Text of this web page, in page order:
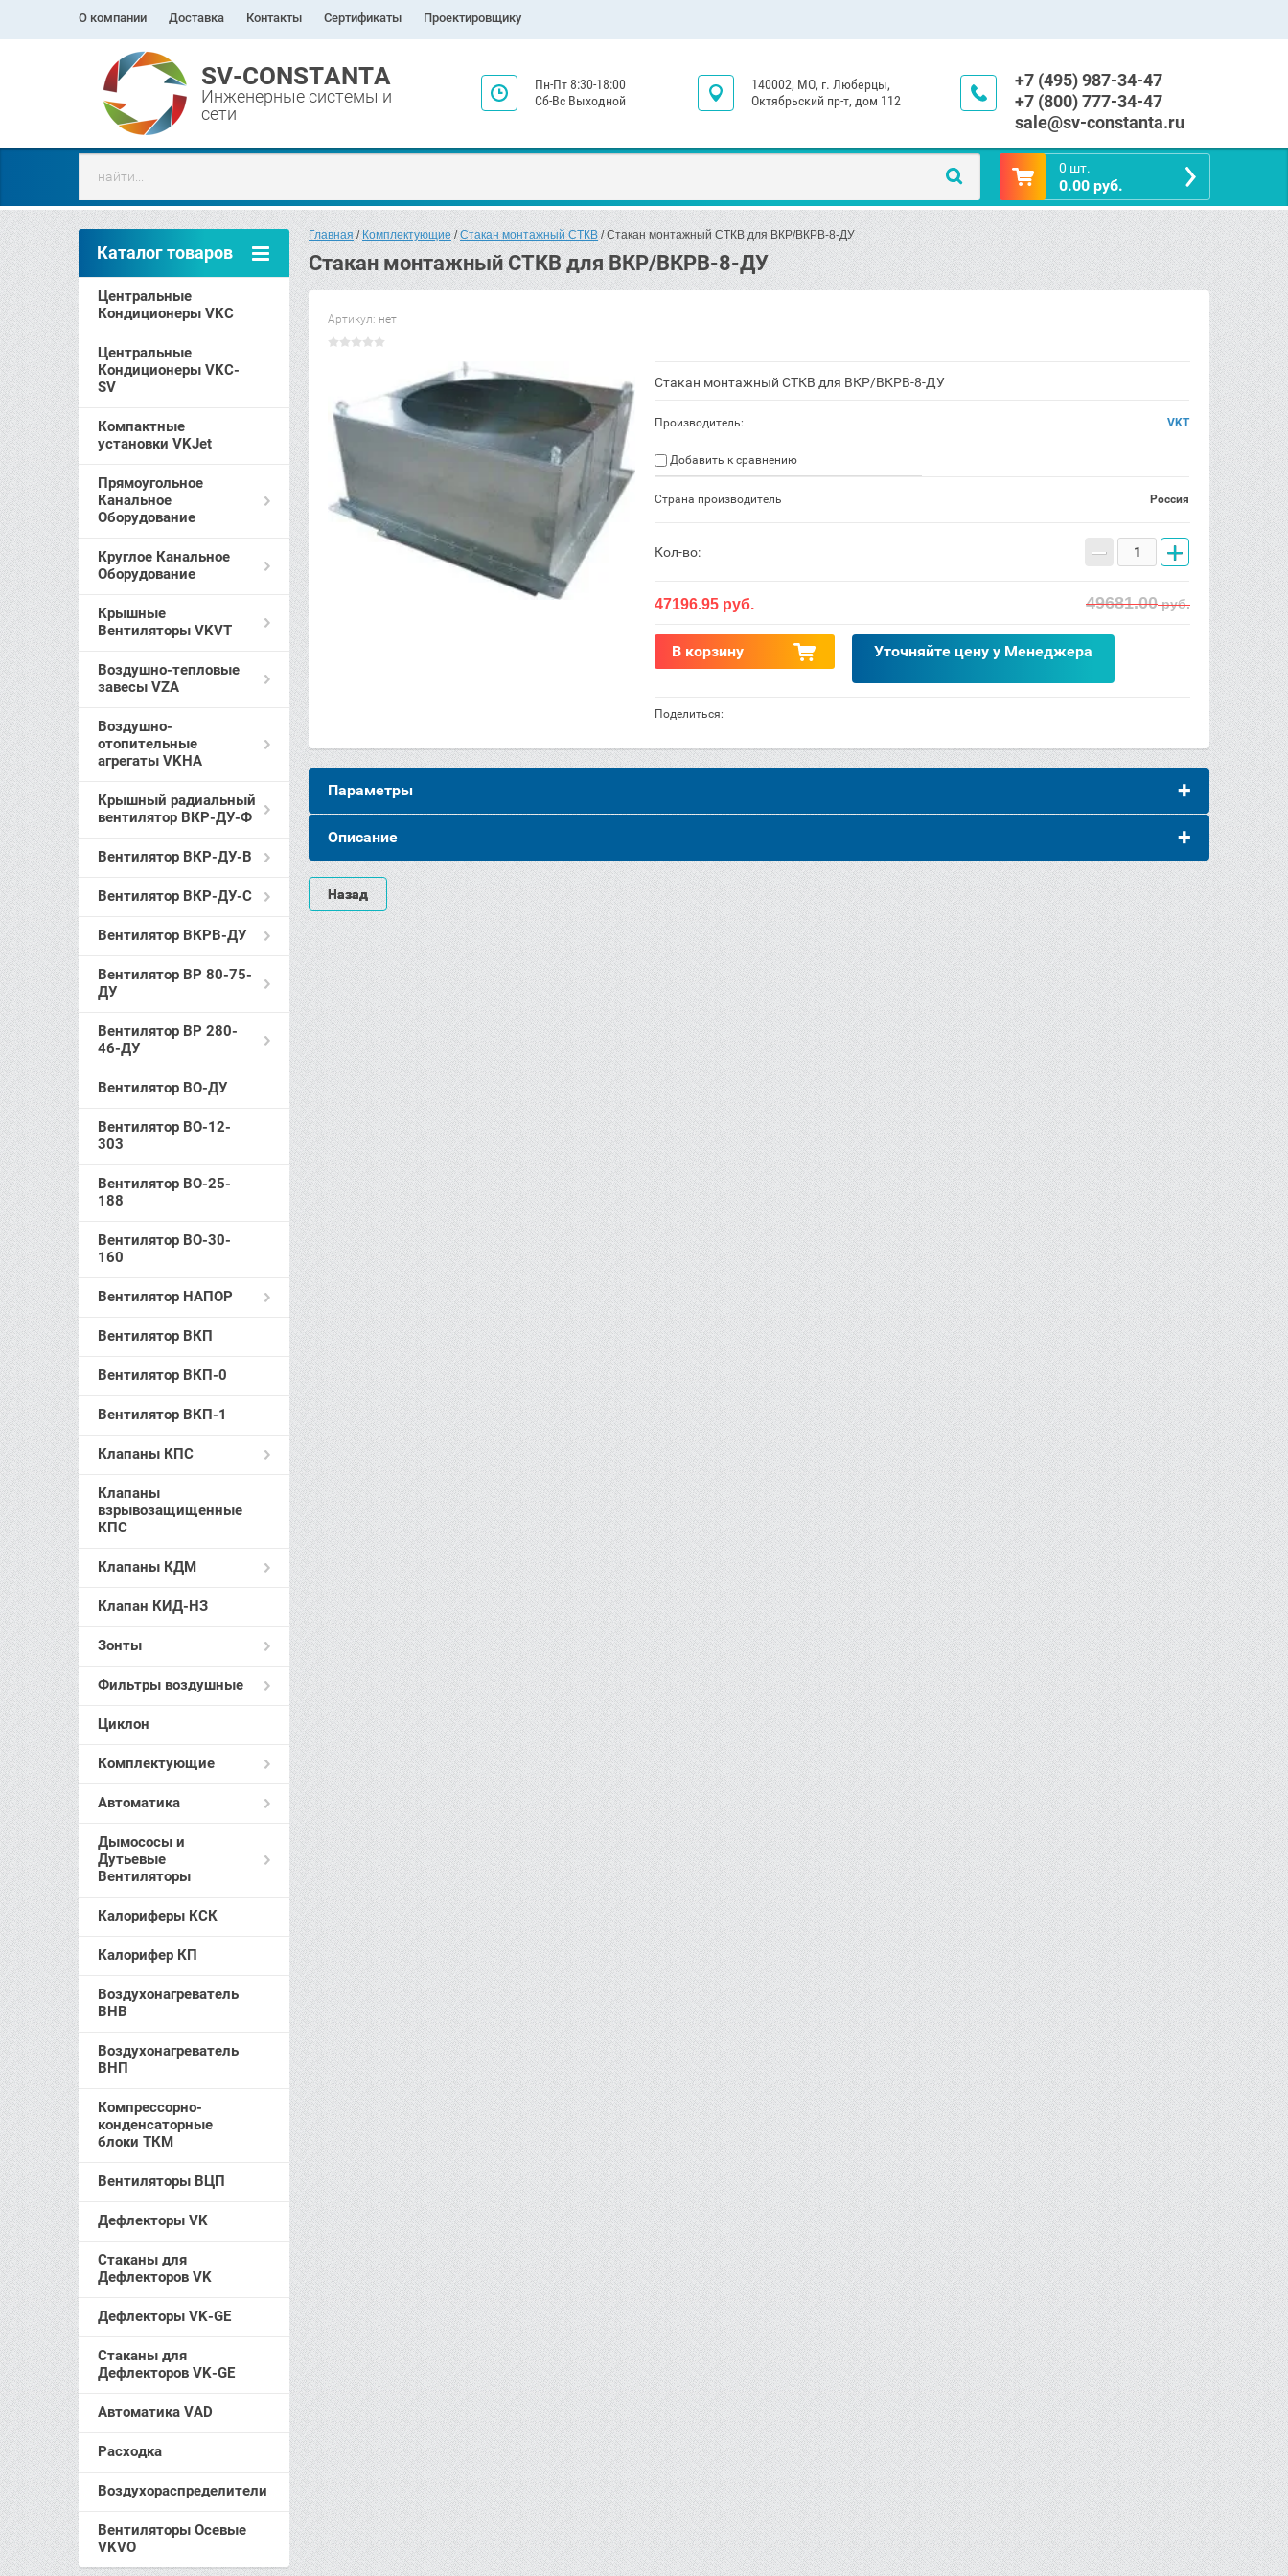
О компании Доставка Контакты Сертификаты Проектировщику
SV-CONSTANTA
Инженерные системы и
сети
+7 (495) 987-34-47
+7 (800) 777-34-47
sale@sv-constanta.ru
140002, МО, г. Люберцы,
Октябрьский пр-т, дом 112
Пн-Пт 8:30-18:00
Сб-Вс Выходной
0 шт.
0.00 руб.
Каталог товаров
Центральные
Кондиционеры VKC
Центральные
Кондиционеры VKC-
SV
Компактные
установки VKJet
Прямоугольное
Канальное
Оборудование
Круглое Канальное
Оборудование
Крышные
Вентиляторы VKVT
Воздушно-тепловые
завесы VZA
Воздушно-
отопительные
агрегаты VKHA
Крышный радиальный
вентилятор ВКР-ДУ-Ф
Вентилятор ВКР-ДУ-В
Вентилятор ВКР-ДУ-С
Вентилятор ВКРВ-ДУ
Вентилятор ВР 80-75-
ДУ
Вентилятор ВР 280-
46-ДУ
Вентилятор ВО-ДУ
Вентилятор ВО-12-
303
Вентилятор ВО-25-
188
Вентилятор ВО-30-
160
Вентилятор НАПОР
Вентилятор ВКП
Вентилятор ВКП-0
Вентилятор ВКП-1
Клапаны КПС
Клапаны
взрывозащищенные
КПС
Клапаны КДМ
Клапан КИД-НЗ
Зонты
Фильтры воздушные
Циклон
Комплектующие
Автоматика
Дымососы и
Дутьевые
Вентиляторы
Калориферы КСК
Калорифер КП
Воздухонагреватель
ВНВ
Воздухонагреватель
ВНП
Компрессорно-
конденсаторные
блоки ТКМ
Вентиляторы ВЦП
Дефлекторы VK
Стаканы для
Дефлекторов VK
Дефлекторы VK-GE
Стаканы для
Дефлекторов VK-GE
Автоматика VAD
Расходка
Воздухораспределители
Вентиляторы Осевые
VKVO
Главная / Комплектующие / Стакан монтажный СТКВ / Стакан монтажный СТКВ для ВКР/ВКРВ-8-ДУ
Стакан монтажный СТКВ для ВКР/ВКРВ-8-ДУ
Артикул: нет
Стакан монтажный СТКВ для ВКР/ВКРВ-8-ДУ
Производитель: VKT
Добавить к сравнению
Страна производитель Россия
Кол-во: − +
47196.95 руб. 49681.00руб.
В корзину Уточняйте цену у Менеджера
Поделиться:
Параметры
Описание
Назад